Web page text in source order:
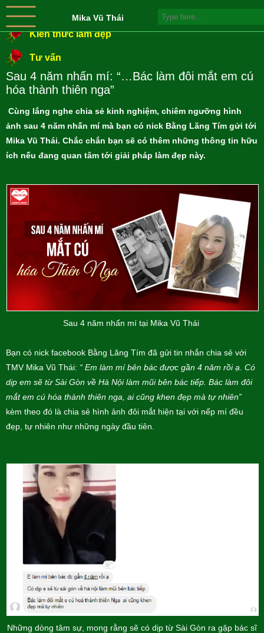
Mika Vũ Thái
Kiến thức làm đẹp
Tư vấn
Sau 4 năm nhấn mí: “…Bác làm đôi mắt em cú
hóa thành thiên nga”
Cùng lắng nghe chia sẻ kinh nghiệm, chiêm ngưỡng hình
ảnh sau 4 năm nhấn mí mà bạn có nick Bằng Lăng Tím gửi tới
Mika Vũ Thái. Chắc chắn bạn sẽ có thêm những thông tin hữu
ích nếu đang quan tâm tới giải pháp làm đẹp này.
Sau 4 năm nhấn mí tại Mika Vũ Thái
Bạn có nick facebook Bằng Lăng Tím đã gửi tin nhắn chia sẻ với
TMV Mika Vũ Thái: “ Em làm mí bên bác được gần 4 năm rồi ạ. Có
dịp em sẽ từ Sài Gòn về Hà Nội làm mũi bên bác tiếp. Bác làm đôi
mắt em cú hóa thành thiên nga, ai cũng khen đẹp mà tự nhiên”
kèm theo đó là chia sẻ hình ảnh đôi mắt hiện tại với nếp mí đều
đẹp, tự nhiên như những ngày đầu tiên.
Những dòng tâm sự, mong rằng sẽ có dịp từ Sài Gòn ra gặp bác sĩ